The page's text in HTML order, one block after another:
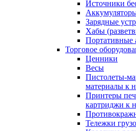
Источники
Зарядные
Хабы
Портативные
Торговое
Ценники
Весы
Пистолеты-
материалы к
Принтеры
картриджи к
Тележки